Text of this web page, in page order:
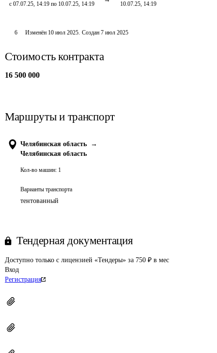
с 07.07.25, 14:19 по 10.07.25, 14:19
10.07.25, 14:19
6 Изменён 10 июл 2025. Создан 7 июл 2025
Стоимость контракта
16 500 000
Маршруты и транспорт
Челябинская область
→
Челябинская область
Кол-во машин: 1
Варианты транспорта
тентованный
Тендерная документация
Доступно только с лицензией «Тендеры» за 750 ₽ в мес
Вход
Регистрация